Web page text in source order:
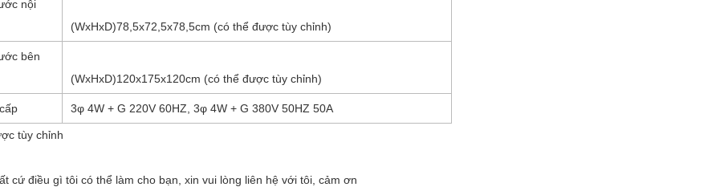
nội
(WxHxD)78,5x72,5x78,5cm (có thể được tùy chỉnh)
bên
(WxHxD)120x175x120cm (có thể được tùy chỉnh)
3φ 4W + G 220V 60HZ, 3φ 4W + G 380V 50HZ 50A
tùy chỉnh
cứ điều gì tôi có thể làm cho bạn, xin vui lòng liên hệ với tôi, cảm ơn